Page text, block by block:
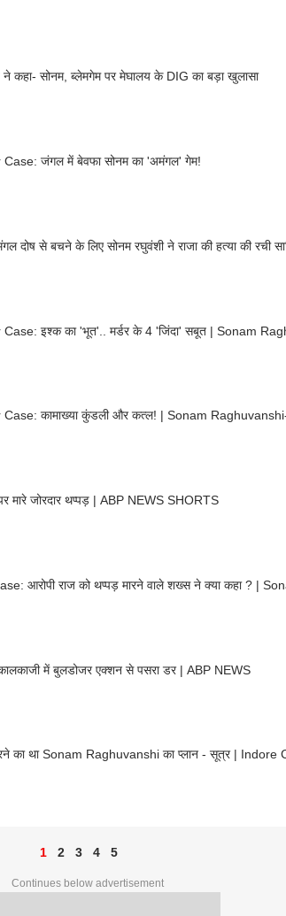
ने कहा- सोनम, ब्लेमगेम पर मेघालय के DIG का बड़ा खुलासा
जंगल में बेवफा सोनम का 'अमंगल' गेम!
से बचने के लिए सोनम रघुवंशी ने राजा की हत्या की रची
इश्क का 'भूत'.. मर्डर के 4 'जिंदा' सबूत | Sonam
कामाख्या कुंडली और कत्ल! | Sonam
मारे जोरदार थप्पड़ | ABP NEWS SHORTS
Meghalaya Honeymoon Case: आरोपी राज को थप्पड़ मारने
में बुलडोजर एक्शन से पसरा डर | ABP NEWS
का था Sonam Raghuvanshi का प्लान - सूत्र | Indore
1 2 3 4 5
Continues below advertisement